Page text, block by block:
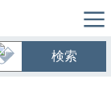
検索